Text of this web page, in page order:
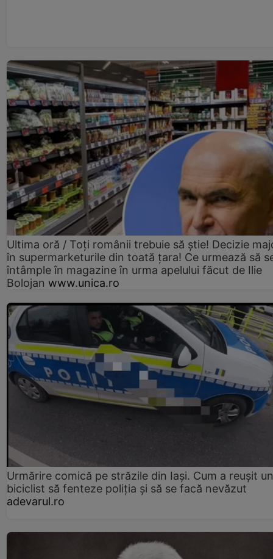
Ultima oră / Toți românii trebuie să știe! Decizie
în supermarketurile din toată țara! Ce urmează să
întâmple în magazine în urma apelului făcut de Ilie
Bolojan www.unica.ro
Urmărire comică pe străzile din Iași. Cum a reușit un
biciclist să fenteze poliția și să se facă nevăzut
adevarul.ro